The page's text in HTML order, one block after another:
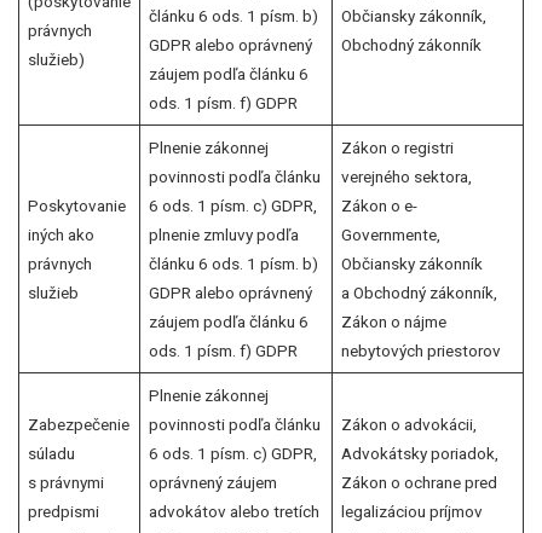
právnych
služieb)
článku 6 ods. 1 písm. b)
GDPR alebo oprávnený
záujem podľa článku 6
ods. 1 písm. f) GDPR
Občiansky zákonník,
Obchodný zákonník
Poskytovanie
iných ako
právnych
služieb
Plnenie zákonnej
povinnosti podľa článku
6 ods. 1 písm. c) GDPR,
plnenie zmluvy podľa
článku 6 ods. 1 písm. b)
GDPR alebo oprávnený
záujem podľa článku 6
ods. 1 písm. f) GDPR
Zákon o registri
verejného sektora,
Zákon o e-
Governmente,
Občiansky zákonník
a Obchodný zákonník,
Zákon o nájme
nebytových priestorov
Zabezpečenie
súladu
s právnymi
predpismi
Plnenie zákonnej
povinnosti podľa článku
6 ods. 1 písm. c) GDPR,
oprávnený záujem
advokátov alebo tretích
Zákon o advokácii,
Advokátsky poriadok,
Zákon o ochrane pred
legalizáciou príjmov